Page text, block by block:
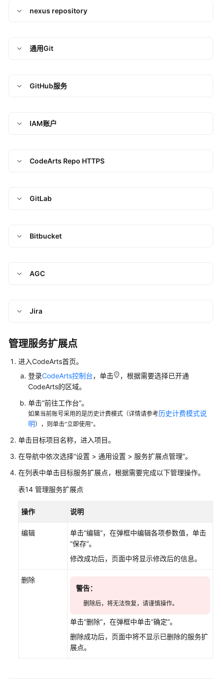
问
他
级
操
作
他
级
作
询
志
需
求
管
理
（CodeArts
代
码
托
（CodeArts
Repo）
流
线
Pipeline）
检
nexus repository
通用Git
GitHub服务
IAM账户
CodeArts Repo HTTPS
GitLab
Bitbucket
AGC
Jira
管理服务扩展点
进入CodeArts首页。
登录CodeArts控制台，单击
，根据需要选择已开通
CodeArts的区域。
单击“前往工作台”。
如果当前账号采用的是历史计费模式（详情请参考历史计费模式说
明），则单击“立即使用”。
单击目标项目名称，进入项目。
在导航中依次选择“设置 > 通用设置 > 服务扩展点管理”。
在列表中单击目标服务扩展点，根据需要完成以下管理操作。
表14 管理服务扩展点
操作 说明
编辑
单击“编辑”，在弹框中编辑各项参数值，单击
“保存”。
修改成功后，页面中将显示修改后的信息。
删除
警告：
删除后，将无法恢复，请谨慎操作。
单击“删除”，在弹框中单击“确定”。
删除成功后，页面中将不显示已删除的服务扩
展点。